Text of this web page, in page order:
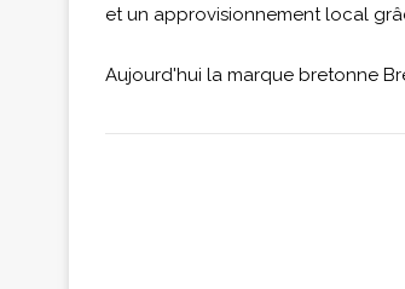
et un approvisionnement local
Aujourd'hui la marque bretonne